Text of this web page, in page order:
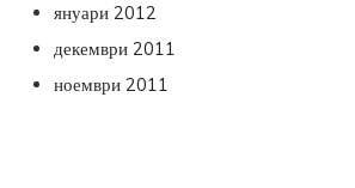
януари 2012
декември 2011
ноември 2011